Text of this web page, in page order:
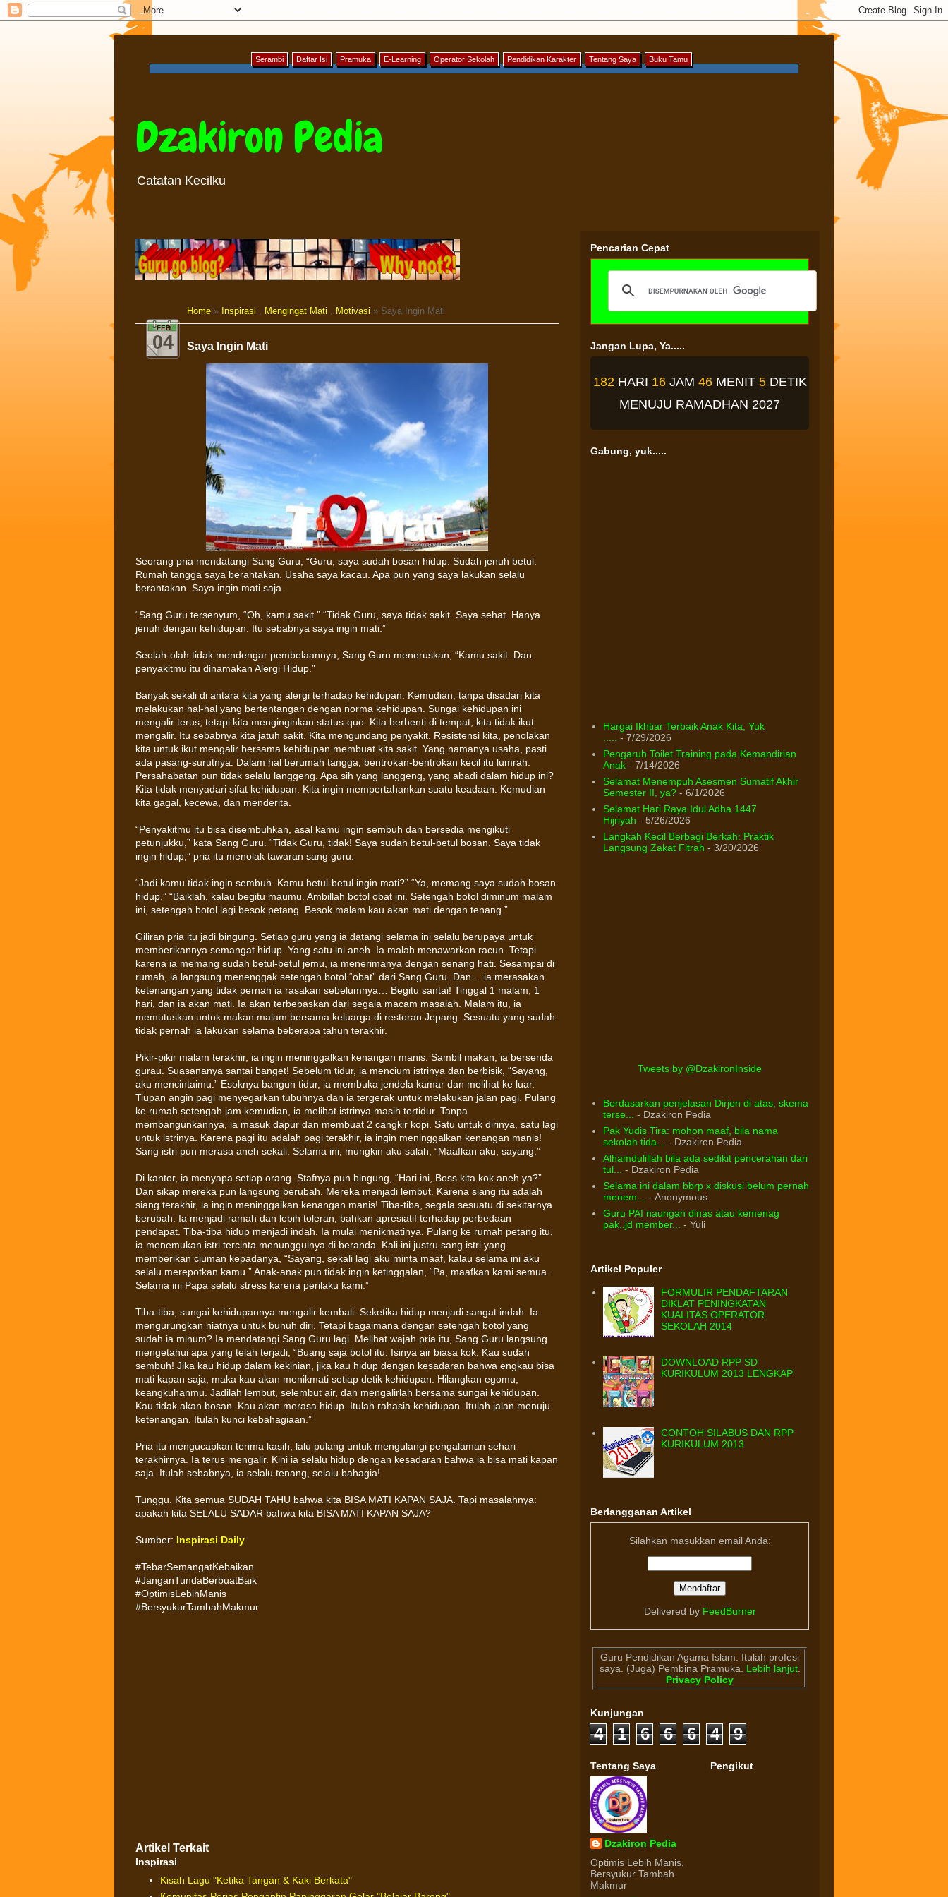
Serambi Daftar Isi Pramuka E-Learning Operator Sekolah Pendidikan Karakter Tentang Saya Buku Tamu
Dzakiron Pedia
Catatan Kecilku
FEB
04
Home » Inspirasi , Mengingat Mati , Motivasi » Saya Ingin Mati
Saya Ingin Mati
Seorang pria mendatangi Sang Guru, “Guru, saya sudah bosan hidup. Sudah jenuh betul.
Rumah tangga saya berantakan. Usaha saya kacau. Apa pun yang saya lakukan selalu
berantakan. Saya ingin mati saja.
“Sang Guru tersenyum, “Oh, kamu sakit.” “Tidak Guru, saya tidak sakit. Saya sehat. Hanya
jenuh dengan kehidupan. Itu sebabnya saya ingin mati.”
Seolah-olah tidak mendengar pembelaannya, Sang Guru meneruskan, “Kamu sakit. Dan
penyakitmu itu dinamakan Alergi Hidup.”
Banyak sekali di antara kita yang alergi terhadap kehidupan. Kemudian, tanpa disadari kita
melakukan hal-hal yang bertentangan dengan norma kehidupan. Sungai kehidupan ini
mengalir terus, tetapi kita menginginkan status-quo. Kita berhenti di tempat, kita tidak ikut
mengalir. Itu sebabnya kita jatuh sakit. Kita mengundang penyakit. Resistensi kita, penolakan
kita untuk ikut mengalir bersama kehidupan membuat kita sakit. Yang namanya usaha, pasti
ada pasang-surutnya. Dalam hal berumah tangga, bentrokan-bentrokan kecil itu lumrah.
Persahabatan pun tidak selalu langgeng. Apa sih yang langgeng, yang abadi dalam hidup ini?
Kita tidak menyadari sifat kehidupan. Kita ingin mempertahankan suatu keadaan. Kemudian
kita gagal, kecewa, dan menderita.
“Penyakitmu itu bisa disembuhkan, asal kamu ingin sembuh dan bersedia mengikuti
petunjukku,” kata Sang Guru. “Tidak Guru, tidak! Saya sudah betul-betul bosan. Saya tidak
ingin hidup,” pria itu menolak tawaran sang guru.
“Jadi kamu tidak ingin sembuh. Kamu betul-betul ingin mati?” “Ya, memang saya sudah bosan
hidup.” “Baiklah, kalau begitu maumu. Ambillah botol obat ini. Setengah botol diminum malam
ini, setengah botol lagi besok petang. Besok malam kau akan mati dengan tenang.”
Giliran pria itu jadi bingung. Setiap guru yang ia datangi selama ini selalu berupaya untuk
memberikannya semangat hidup. Yang satu ini aneh. Ia malah menawarkan racun. Tetapi
karena ia memang sudah betul-betul jemu, ia menerimanya dengan senang hati. Sesampai di
rumah, ia langsung menenggak setengah botol “obat” dari Sang Guru. Dan… ia merasakan
ketenangan yang tidak pernah ia rasakan sebelumnya… Begitu santai! Tinggal 1 malam, 1
hari, dan ia akan mati. Ia akan terbebaskan dari segala macam masalah. Malam itu, ia
memutuskan untuk makan malam bersama keluarga di restoran Jepang. Sesuatu yang sudah
tidak pernah ia lakukan selama beberapa tahun terakhir.
Pikir-pikir malam terakhir, ia ingin meninggalkan kenangan manis. Sambil makan, ia bersenda
gurau. Suasananya santai banget! Sebelum tidur, ia mencium istrinya dan berbisik, “Sayang,
aku mencintaimu.” Esoknya bangun tidur, ia membuka jendela kamar dan melihat ke luar.
Tiupan angin pagi menyegarkan tubuhnya dan ia tergerak untuk melakukan jalan pagi. Pulang
ke rumah setengah jam kemudian, ia melihat istrinya masih tertidur. Tanpa
membangunkannya, ia masuk dapur dan membuat 2 cangkir kopi. Satu untuk dirinya, satu lagi
untuk istrinya. Karena pagi itu adalah pagi terakhir, ia ingin meninggalkan kenangan manis!
Sang istri pun merasa aneh sekali. Selama ini, mungkin aku salah, “Maafkan aku, sayang.”
Di kantor, ia menyapa setiap orang. Stafnya pun bingung, “Hari ini, Boss kita kok aneh ya?”
Dan sikap mereka pun langsung berubah. Mereka menjadi lembut. Karena siang itu adalah
siang terakhir, ia ingin meninggalkan kenangan manis! Tiba-tiba, segala sesuatu di sekitarnya
berubah. Ia menjadi ramah dan lebih toleran, bahkan apresiatif terhadap perbedaan
pendapat. Tiba-tiba hidup menjadi indah. Ia mulai menikmatinya. Pulang ke rumah petang itu,
ia menemukan istri tercinta menungguinya di beranda. Kali ini justru sang istri yang
memberikan ciuman kepadanya, “Sayang, sekali lagi aku minta maaf, kalau selama ini aku
selalu merepotkan kamu.” Anak-anak pun tidak ingin ketinggalan, “Pa, maafkan kami semua.
Selama ini Papa selalu stress karena perilaku kami.”
Tiba-tiba, sungai kehidupannya mengalir kembali. Seketika hidup menjadi sangat indah. Ia
mengurungkan niatnya untuk bunuh diri. Tetapi bagaimana dengan setengah botol yang
sudah ia minum? Ia mendatangi Sang Guru lagi. Melihat wajah pria itu, Sang Guru langsung
mengetahui apa yang telah terjadi, “Buang saja botol itu. Isinya air biasa kok. Kau sudah
sembuh! Jika kau hidup dalam kekinian, jika kau hidup dengan kesadaran bahwa engkau bisa
mati kapan saja, maka kau akan menikmati setiap detik kehidupan. Hilangkan egomu,
keangkuhanmu. Jadilah lembut, selembut air, dan mengalirlah bersama sungai kehidupan.
Kau tidak akan bosan. Kau akan merasa hidup. Itulah rahasia kehidupan. Itulah jalan menuju
ketenangan. Itulah kunci kebahagiaan.”
Pria itu mengucapkan terima kasih, lalu pulang untuk mengulangi pengalaman sehari
terakhirnya. Ia terus mengalir. Kini ia selalu hidup dengan kesadaran bahwa ia bisa mati kapan
saja. Itulah sebabnya, ia selalu tenang, selalu bahagia!
Tunggu. Kita semua SUDAH TAHU bahwa kita BISA MATI KAPAN SAJA. Tapi masalahnya:
apakah kita SELALU SADAR bahwa kita BISA MATI KAPAN SAJA?
Sumber: Inspirasi Daily
#TebarSemangatKebaikan
#JanganTundaBerbuatBaik
#OptimisLebihManis
#BersyukurTambahMakmur
Artikel Terkait
Inspirasi
Kisah Lagu "Ketika Tangan & Kaki Berkata"
Pencarian Cepat
Jangan Lupa, Ya.....
182 HARI 16 JAM 46 MENIT4 DETIK
MENUJU RAMADHAN 2027
Gabung, yuk.....
Hargai Ikhtiar Terbaik Anak Kita, Yuk
- 7/29/2026
Pengaruh Toilet Training pada Kemandirian
Anak- 7/14/2026
Selamat Menempuh Asesmen Sumatif Akhir
Semester II, ya?- 6/1/2026
Selamat Hari Raya Idul Adha 1447
Hijriyah - 5/26/2026
Langkah Kecil Berbagi Berkah: Praktik
Langsung Zakat Fitrah - 3/20/2026
Tweets by @DzakironInside
Berdasarkan penjelasan Dirjen di atas, skema
terse...
- Dzakiron Pedia
Pak Yudis Tira: mohon maaf, bila nama
sekolah tida...
- Dzakiron Pedia
Alhamdulillah bila ada sedikit pencerahan dari
tul...
- Dzakiron Pedia
Selama ini dalam bbrp x diskusi belum pernah
menem...
- Anonymous
Guru PAI naungan dinas atau kemenag
pak..jd member...
- Yuli
Artikel Populer
FORMULIR PENDAFTARAN
DIKLAT PENINGKATAN
KUALITAS OPERATOR
SEKOLAH 2014
DOWNLOAD RPP SD
KURIKULUM 2013 LENGKAP
CONTOH SILABUS DAN RPP
KURIKULUM 2013
Berlangganan Artikel
Silahkan masukkan email Anda:
Delivered by FeedBurner
Guru Pendidikan Agama Islam. Itulah profesi
saya. (Juga) Pembina Pramuka.
Lebih lanjut.
Privacy Policy
Kunjungan
4 1 6 6 6 4 9
Tentang Saya
Dzakiron Pedia
Optimis Lebih Manis,
Bersyukur Tambah
Makmur
Pengikut